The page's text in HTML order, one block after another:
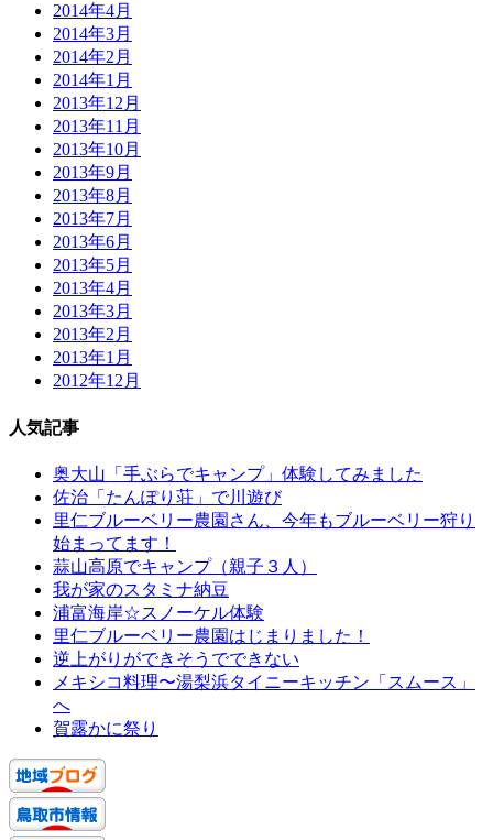
2014年4月
2014年3月
2014年2月
2014年1月
2013年12月
2013年11月
2013年10月
2013年9月
2013年8月
2013年7月
2013年6月
2013年5月
2013年4月
2013年3月
2013年2月
2013年1月
2012年12月
人気記事
奥大山「手ぶらでキャンプ」体験してみました
佐治「たんぽり荘」で川遊び
里仁ブルーベリー農園さん、今年もブルーベリー狩り
始まってます！
蒜山高原でキャンプ（親子３人）
我が家のスタミナ納豆
浦富海岸☆スノーケル体験
里仁ブルーベリー農園はじまりました！
逆上がりができそうでできない
メキシコ料理〜湯梨浜タイニーキッチン「スムース」
へ
賀露かに祭り